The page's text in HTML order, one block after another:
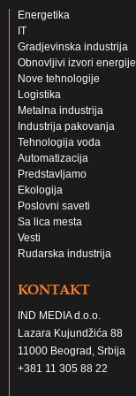
Energetika
IT
Gradjevinska industrija
Obnovljivi izvori energije
Nove tehnologije
Logistika
Metalna industrija
Industrija pakovanja
Tehnologija voda
Automatizacija
Predstavljamo
Ekologija
Poslovni saveti
Sa lica mesta
Vesti
Rudarska industrija
KONTAKT
IND MEDIA d.o.o.
Lazara Kujundžića 88
11000 Beograd, Srbija
+381 11 305 88 22